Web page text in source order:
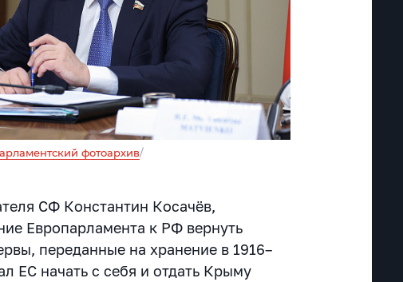
фотоархив/
СФ Константин Косачёв,
Европарламента к РФ вернуть
переданные на хранение в 1916–
ЕС начать с себя и отдать Крыму